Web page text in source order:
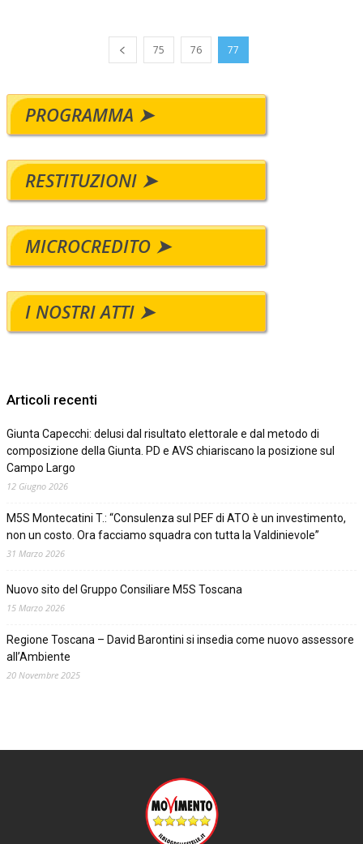
75 76 77
PROGRAMMA ➤
RESTITUZIONI ➤
MICROCREDITO ➤
I NOSTRI ATTI ➤
Articoli recenti
Giunta Capecchi: delusi dal risultato elettorale e dal metodo di
composizione della Giunta. PD e AVS chiariscano la posizione sul
Campo Largo
12 Giugno 2026
M5S Montecatini T.: “Consulenza sul PEF di ATO è un investimento,
non un costo. Ora facciamo squadra con tutta la Valdinievole”
31 Marzo 2026
Nuovo sito del Gruppo Consiliare M5S Toscana
15 Marzo 2026
Regione Toscana – David Barontini si insedia come nuovo assessore
all’Ambiente
20 Novembre 2025